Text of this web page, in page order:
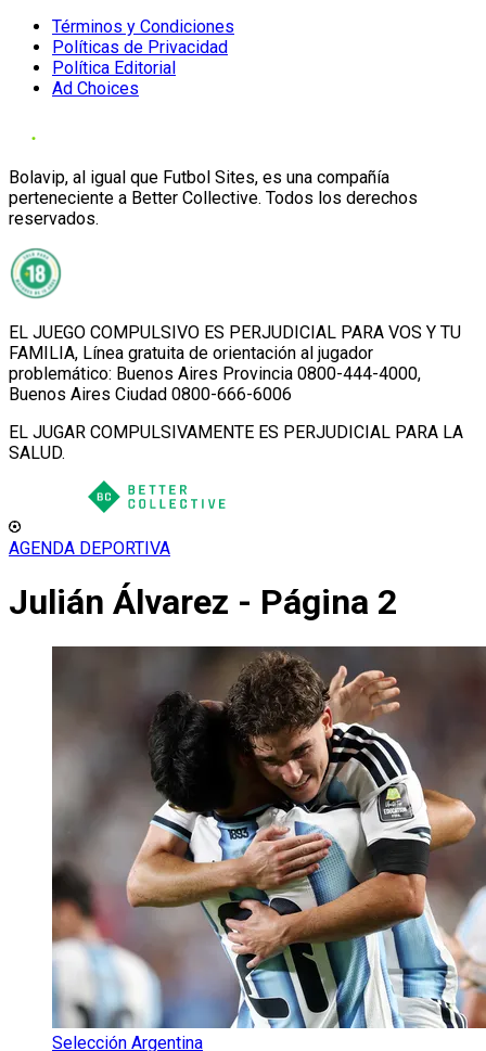
Términos y Condiciones
Políticas de Privacidad
Política Editorial
Ad Choices
Bolavip, al igual que Futbol Sites, es una compañía
perteneciente a Better Collective. Todos los derechos
reservados.
EL JUEGO COMPULSIVO ES PERJUDICIAL PARA VOS Y TU
FAMILIA, Línea gratuita de orientación al jugador
problemático: Buenos Aires Provincia 0800-444-4000,
Buenos Aires Ciudad 0800-666-6006
EL JUGAR COMPULSIVAMENTE ES PERJUDICIAL PARA LA
SALUD.
AGENDA DEPORTIVA
Julián Álvarez - Página 2
Selección Argentina